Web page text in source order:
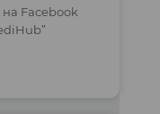
Facebook